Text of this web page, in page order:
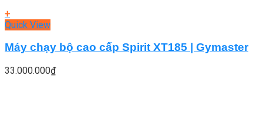
+
Quick View
Máy chạy bộ cao cấp Spirit XT185 | Gymaster
33.000.000₫